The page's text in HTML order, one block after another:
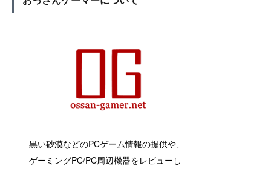
黒い砂漠などのPCゲーム情報の提供や、
ゲーミングPC/PC周辺機器をレビューし